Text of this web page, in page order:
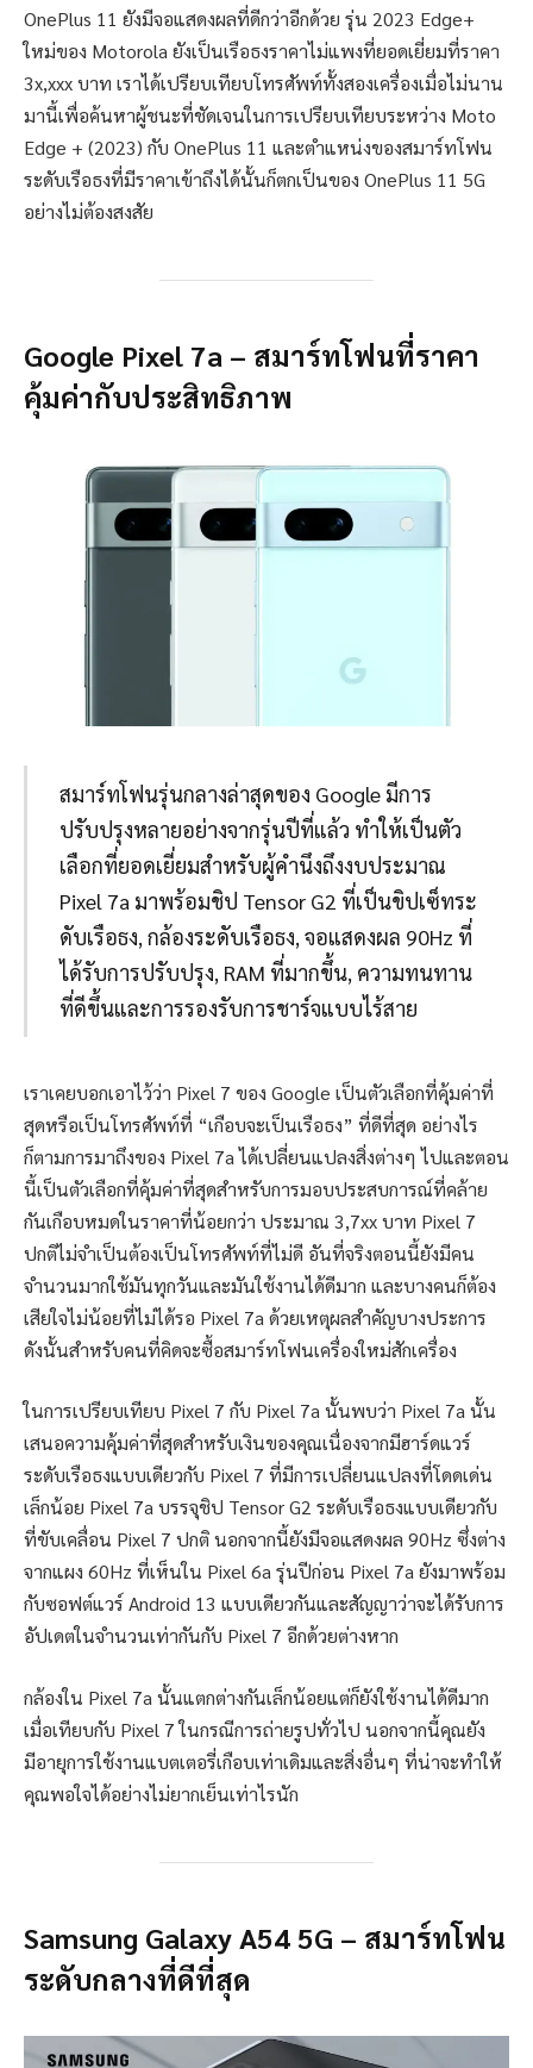
OnePlus 11 ยังมีจอแสดงผลที่ดีกว่าอีกด้วย รุ่น 2023 Edge+
ใหม่ของ Motorola ยังเป็นเรือธงราคาไม่แพงที่ยอดเยี่ยมที่ราคา
3x,xxx บาท เราได้เปรียบเทียบโทรศัพท์ทั้งสองเครื่องเมื่อไม่นาน
มานี้เพื่อค้นหาผู้ชนะที่ชัดเจนในการเปรียบเทียบระหว่าง Moto
Edge + (2023) กับ OnePlus 11 และตำแหน่งของสมาร์ทโฟน
ระดับเรือธงที่มีราคาเข้าถึงได้นั้นก็ตกเป็นของ OnePlus 11 5G
อย่างไม่ต้องสงสัย
Google Pixel 7a – สมาร์ทโฟนที่ราคา
คุ้มค่ากับประสิทธิภาพ
สมาร์ทโฟนรุ่นกลางล่าสุดของ Google มีการ
ปรับปรุงหลายอย่างจากรุ่นปีที่แล้ว ทำให้เป็นตัว
เลือกที่ยอดเยี่ยมสำหรับผู้คำนึงถึงงบประมาณ
Pixel 7a มาพร้อมชิป Tensor G2 ที่เป็นขิปเซ็ทระ
ดับเรือธง, กล้องระดับเรือธง, จอแสดงผล 90Hz ที่
ได้รับการปรับปรุง, RAM ที่มากขึ้น, ความทนทาน
ที่ดีขึ้นและการรองรับการชาร์จแบบไร้สาย
เราเคยบอกเอาไว้ว่า Pixel 7 ของ Google เป็นตัวเลือกที่คุ้มค่าที่
สุดหรือเป็นโทรศัพท์ที่ “เกือบจะเป็นเรือธง” ที่ดีที่สุด อย่างไร
ก็ตามการมาถึงของ Pixel 7a ได้เปลี่ยนแปลงสิ่งต่างๆ ไปและตอน
นี้เป็นตัวเลือกที่คุ้มค่าที่สุดสำหรับการมอบประสบการณ์ที่คล้าย
กันเกือบหมดในราคาที่น้อยกว่า ประมาณ 3,7xx บาท Pixel 7
ปกติไม่จำเป็นต้องเป็นโทรศัพท์ที่ไม่ดี อันที่จริงตอนนี้ยังมีคน
จำนวนมากใช้มันทุกวันและมันใช้งานได้ดีมาก และบางคนก็ต้อง
เสียใจไม่น้อยที่ไม่ได้รอ Pixel 7a ด้วยเหตุผลสำคัญบางประการ
ดังนั้นสำหรับคนที่คิดจะซื้อสมาร์ทโฟนเครื่องใหม่สักเครื่อง
ในการเปรียบเทียบ Pixel 7 กับ Pixel 7a นั้นพบว่า Pixel 7a นั้น
เสนอความคุ้มค่าที่สุดสำหรับเงินของคุณเนื่องจากมีฮาร์ดแวร์
ระดับเรือธงแบบเดียวกับ Pixel 7 ที่มีการเปลี่ยนแปลงที่โดดเด่น
เล็กน้อย Pixel 7a บรรจุชิป Tensor G2 ระดับเรือธงแบบเดียวกับ
ที่ขับเคลื่อน Pixel 7 ปกติ นอกจากนี้ยังมีจอแสดงผล 90Hz ซึ่งต่าง
จากแผง 60Hz ที่เห็นใน Pixel 6a รุ่นปีก่อน Pixel 7a ยังมาพร้อม
กับซอฟต์แวร์ Android 13 แบบเดียวกันและสัญญาว่าจะได้รับการ
อัปเดตในจำนวนเท่ากันกับ Pixel 7 อีกด้วยต่างหาก
กล้องใน Pixel 7a นั้นแตกต่างกันเล็กน้อยแต่ก็ยังใช้งานได้ดีมาก
เมื่อเทียบกับ Pixel 7 ในกรณีการถ่ายรูปทั่วไป นอกจากนี้คุณยัง
มีอายุการใช้งานแบตเตอรี่เกือบเท่าเดิมและสิ่งอื่นๆ ที่น่าจะทำให้
คุณพอใจได้อย่างไม่ยากเย็นเท่าไรนัก
Samsung Galaxy A54 5G – สมาร์ทโฟน
ระดับกลางที่ดีที่สุด